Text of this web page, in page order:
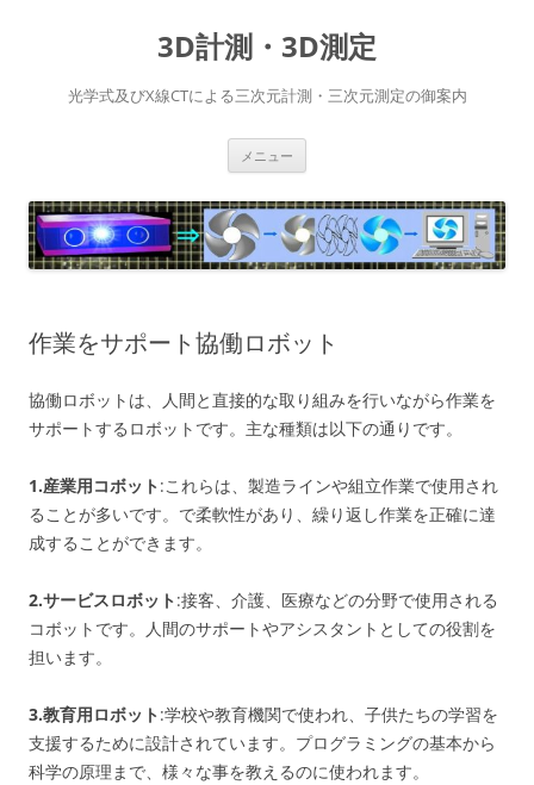
3D計測・3D測定
光学式及びX線CTによる三次元計測・三次元測定の御案内
メニュー
作業をサポート協働ロボット
協働ロボットは、人間と直接的な取り組みを行いながら作業を
サポートするロボットです。主な種類は以下の通りです。
1.産業用コボット :これらは、製造ラインや組立作業で使用され
ることが多いです。で柔軟性があり、繰り返し作業を正確に達
成することができます。
2.サービスロボット :接客、介護、医療などの分野で使用される
コボットです。人間のサポートやアシスタントとしての役割を
担います。
3.教育用ロボット :学校や教育機関で使われ、子供たちの学習を
支援するために設計されています。プログラミングの基本から
科学の原理まで、様々な事を教えるのに使われます。